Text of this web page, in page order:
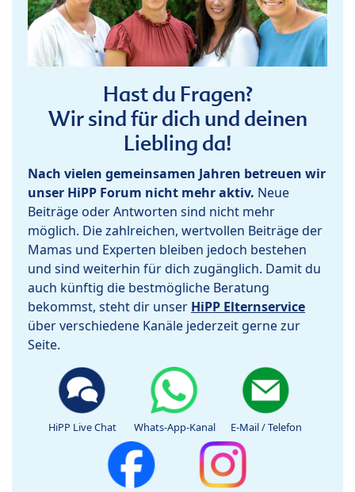
Hast du Fragen?
Wir sind für dich und deinen
Liebling da!
Nach vielen gemeinsamen Jahren betreuen wir
unser HiPP Forum nicht mehr aktiv. Neue
Beiträge oder Antworten sind nicht mehr
möglich. Die zahlreichen, wertvollen Beiträge der
Mamas und Experten bleiben jedoch bestehen
und sind weiterhin für dich zugänglich. Damit du
auch künftig die bestmögliche Beratung
bekommst, steht dir unser HiPP Elternservice
über verschiedene Kanäle jederzeit gerne zur
Seite.
HiPP Live Chat Whats-App-Kanal E-Mail / Telefon